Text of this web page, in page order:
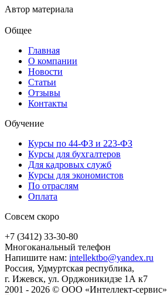
Автор материала
Общее
Главная
О компании
Новости
Статьи
Отзывы
Контакты
Обучение
Курсы по 44-ФЗ и 223-ФЗ
Курсы для бухгалтеров
Для кадровых служб
Курсы для экономистов
По отраслям
Оплата
Совсем скоро
+7 (3412) 33-30-80
Многоканальный телефон
Напишите нам: intellektbo@yandex.ru
Россия, Удмуртская республика,
г. Ижевск, ул. Орджоникидзе 1А к7
2001 - 2026 © ООО «Интеллект-сервис»